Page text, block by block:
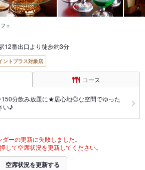
ェ
12番出口より徒歩約3分
ントプラス対象店
コース
分飲み放題に★居心地◎な空間でゆった
い♪
ダーの更新に失敗しました。
して空席状況を更新してください。
空席状況を更新する